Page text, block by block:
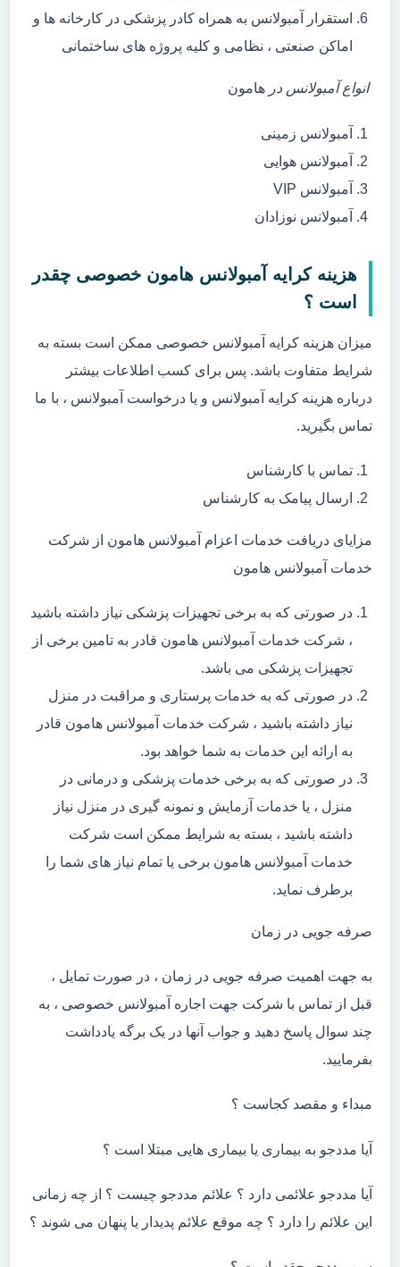
استقرار آمبولانس به همراه کادر پزشکی در کارخانه ها و
اماکن صنعتی ، نظامی و کلیه پروژه های ساختمانی
انواع آمبولانس در هامون
آمبولانس زمینی
آمبولانس هوایی
آمبولانس VIP
آمبولانس نوزادان
هزینه کرایه آمبولانس هامون خصوصی چقدر
است ؟
میزان هزینه کرایه آمبولانس خصوصی ممکن است بسته به
شرایط متفاوت باشد. پس برای کسب اطلاعات بیشتر
درباره هزینه کرایه آمبولانس و یا درخواست آمبولانس ، با ما
تماس بگیرید.
تماس با کارشناس
ارسال پیامک به کارشناس
مزایای دریافت خدمات اعزام آمبولانس هامون از شرکت
خدمات آمبولانس هامون
در صورتی که به برخی تجهیزات پزشکی نیاز داشته باشید
، شرکت خدمات آمبولانس هامون قادر به تامین برخی از
تجهیزات پزشکی می باشد.
در صورتی که به خدمات پرستاری و مراقبت در منزل
نیاز داشته باشید ، شرکت خدمات آمبولانس هامون قادر
به ارائه این خدمات به شما خواهد بود.
در صورتی که به برخی خدمات پزشکی و درمانی در
منزل ، یا خدمات آزمایش و نمونه گیری در منزل نیاز
داشته باشید ، بسته به شرایط ممکن است شرکت
خدمات آمبولانس هامون برخی یا تمام نیاز های شما را
برطرف نماید.
صرفه جویی در زمان
به جهت اهمیت صرفه جویی در زمان ، در صورت تمایل ،
قبل از تماس با شرکت جهت اجاره آمبولانس خصوصی ، به
چند سوال پاسخ دهید و جواب آنها در یک برگه یادداشت
بفرمایید.
مبداء و مقصد کجاست ؟
آیا مددجو به بیماری یا بیماری هایی مبتلا است ؟
آیا مددجو علائمی دارد ؟ علائم مددجو چیست ؟ از چه زمانی
این علائم را دارد ؟ چه موقع علائم پدیدار یا پنهان می شوند ؟